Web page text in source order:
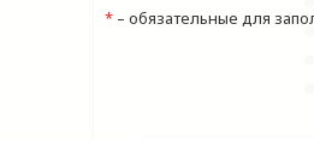
* – обязательные для